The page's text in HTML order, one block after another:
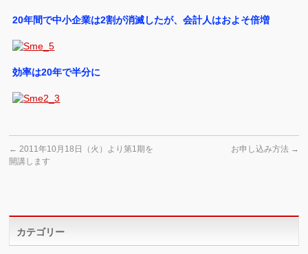
20年間で中小企業は2割が消滅したが、会計人はおよそ倍増
効率は20年で半分に
← 2011年10月18日（火）より第1期を
開講します
お申し込み方法 →
カテゴリー